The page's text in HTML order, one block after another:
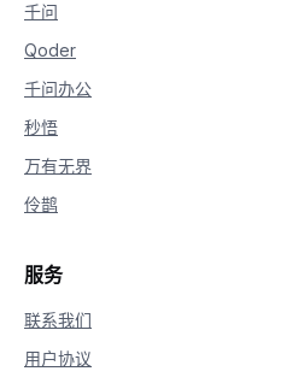
千问
Qoder
千问办公
秒悟
万有无界
伶鹊
服务
联系我们
用户协议